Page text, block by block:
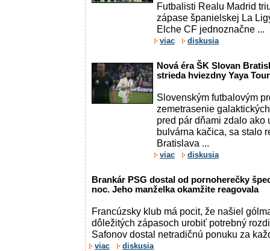
Futbalisti Realu Madrid
zápase španielskej La
Elche CF jednoznačne ...
viac diskusia
Nová éra ŠK Slovan
strieda hviezdny Yaya
Slovenským futbalovým
zemetrasenie
pred pár dňami zdalo ako
bulvárna kačica, sa stalo
Bratislava ...
viac diskusia
Brankár PSG dostal od pornoherečky
noc. Jeho manželka okamžite reagovala
Francúzsky klub má pocit, že našiel
dôležitých zápasoch urobiť potrebný
Safonov dostal netradičnú ponuku za
viac diskusia